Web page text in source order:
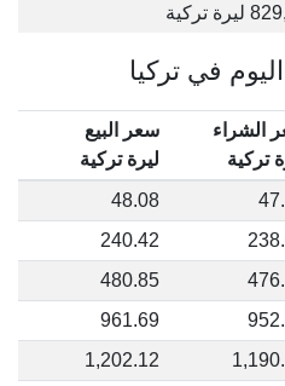
تركية
في تركيا
الشراء
تركية
سعر البيع
ليرة تركية
48.08
240.42
480.85
961.69
1,202.12